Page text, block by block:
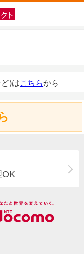
)はこちらから
OK